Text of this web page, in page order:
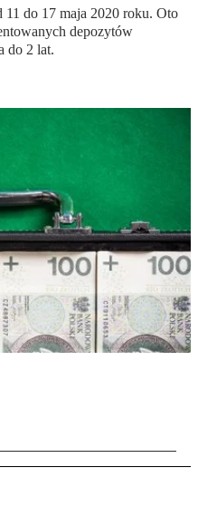
11 do 17 maja 2020 roku. Oto
depozytów
do 2 lat.